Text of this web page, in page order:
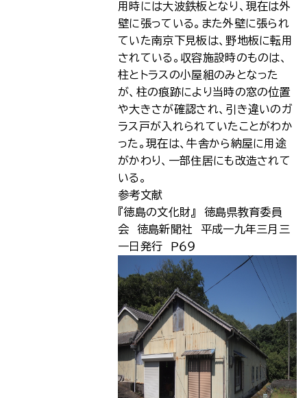
用時には大波鉄板となり、現在は外
壁に張っている。また外壁に張られ
ていた南京下見板は、野地板に転用
されている。収容施設時のものは、
柱とトラスの小屋組のみとなった
が、柱の痕跡により当時の窓の位置
や大きさが確認され、引き違いのガ
ラス戸が入れられていたことがわか
った。現在は、牛舎から納屋に用途
がかわり、一部住居にも改造されて
いる。
参考文献
『徳島の文化財』 徳島県教育委員
会 徳島新聞社 平成一九年三月三
一日発行 Ｐ６９